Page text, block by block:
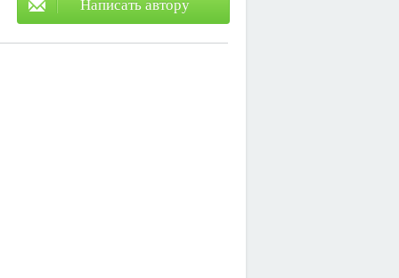
Написать автору